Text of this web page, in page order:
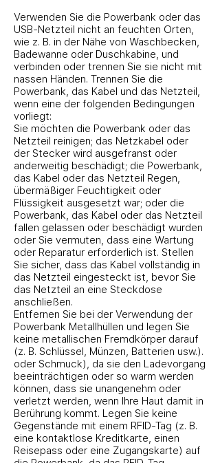
Verwenden Sie die Powerbank oder das
USB-Netzteil nicht an feuchten Orten,
wie z. B. in der Nähe von Waschbecken,
Badewanne oder Duschkabine, und
verbinden oder trennen Sie sie nicht mit
nassen Händen. Trennen Sie die
Powerbank, das Kabel und das Netzteil,
wenn eine der folgenden Bedingungen
vorliegt:
Sie möchten die Powerbank oder das
Netzteil reinigen; das Netzkabel oder
der Stecker wird ausgefranst oder
anderweitig beschädigt; die Powerbank,
das Kabel oder das Netzteil Regen,
übermäßiger Feuchtigkeit oder
Flüssigkeit ausgesetzt war; oder die
Powerbank, das Kabel oder das Netzteil
fallen gelassen oder beschädigt wurden
oder Sie vermuten, dass eine Wartung
oder Reparatur erforderlich ist. Stellen
Sie sicher, dass das Kabel vollständig in
das Netzteil eingesteckt ist, bevor Sie
das Netzteil an eine Steckdose
anschließen.
Entfernen Sie bei der Verwendung der
Powerbank Metallhüllen und legen Sie
keine metallischen Fremdkörper darauf
(z. B. Schlüssel, Münzen, Batterien usw.).
oder Schmuck), da sie den Ladevorgang
beeinträchtigen oder so warm werden
können, dass sie unangenehm oder
verletzt werden, wenn Ihre Haut damit in
Berührung kommt. Legen Sie keine
Gegenstände mit einem RFID-Tag (z. B.
eine kontaktlose Kreditkarte, einen
Reisepass oder eine Zugangskarte) auf